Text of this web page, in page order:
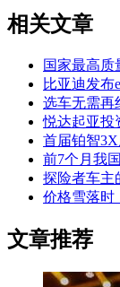
相关文章
国家最高质
比亚迪发布
选车无需再
悦达起亚投
首届铂智
前7个月我
探险者车主
价格雪落时
文章推荐